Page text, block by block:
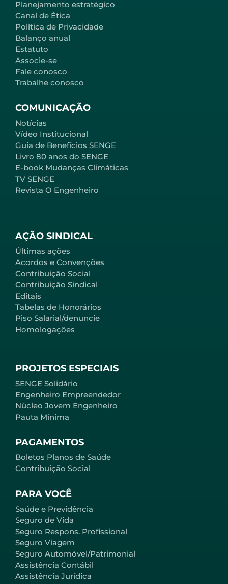
PARA VOCÊ
Saúde e Previdência
Seguro de Vida
Seguro Respons. Profissional
Seguro Viagem
Seguro Automóvel/Patrimonial
Assistência Contábil
Assistência Jurídica
AÇÃO SINDICAL
Últimas ações
Acordos e Convenções
Contribuição Social
Contribuição Sindical
Editais
Tabelas de Honorários
Piso Salarial/denuncie
Homologações
PROJETOS ESPECIAIS
SENGE Solidário
Engenheiro Empreendedor
Núcleo Jovem Engenheiro
Pauta Mínima
PAGAMENTOS
Boletos Planos de Saúde
Contribuição Social
Planejamento estratégico
Canal de Ética
Política de Privacidade
Balanço anual
Estatuto
Associe-se
Fale conosco
Trabalhe conosco
COMUNICAÇÃO
Notícias
Vídeo Institucional
Guia de Benefícios SENGE
Livro 80 anos do SENGE
E-book Mudanças Climáticas
TV SENGE
Revista O Engenheiro